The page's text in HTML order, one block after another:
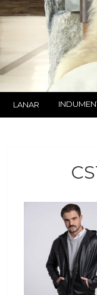
LANAR